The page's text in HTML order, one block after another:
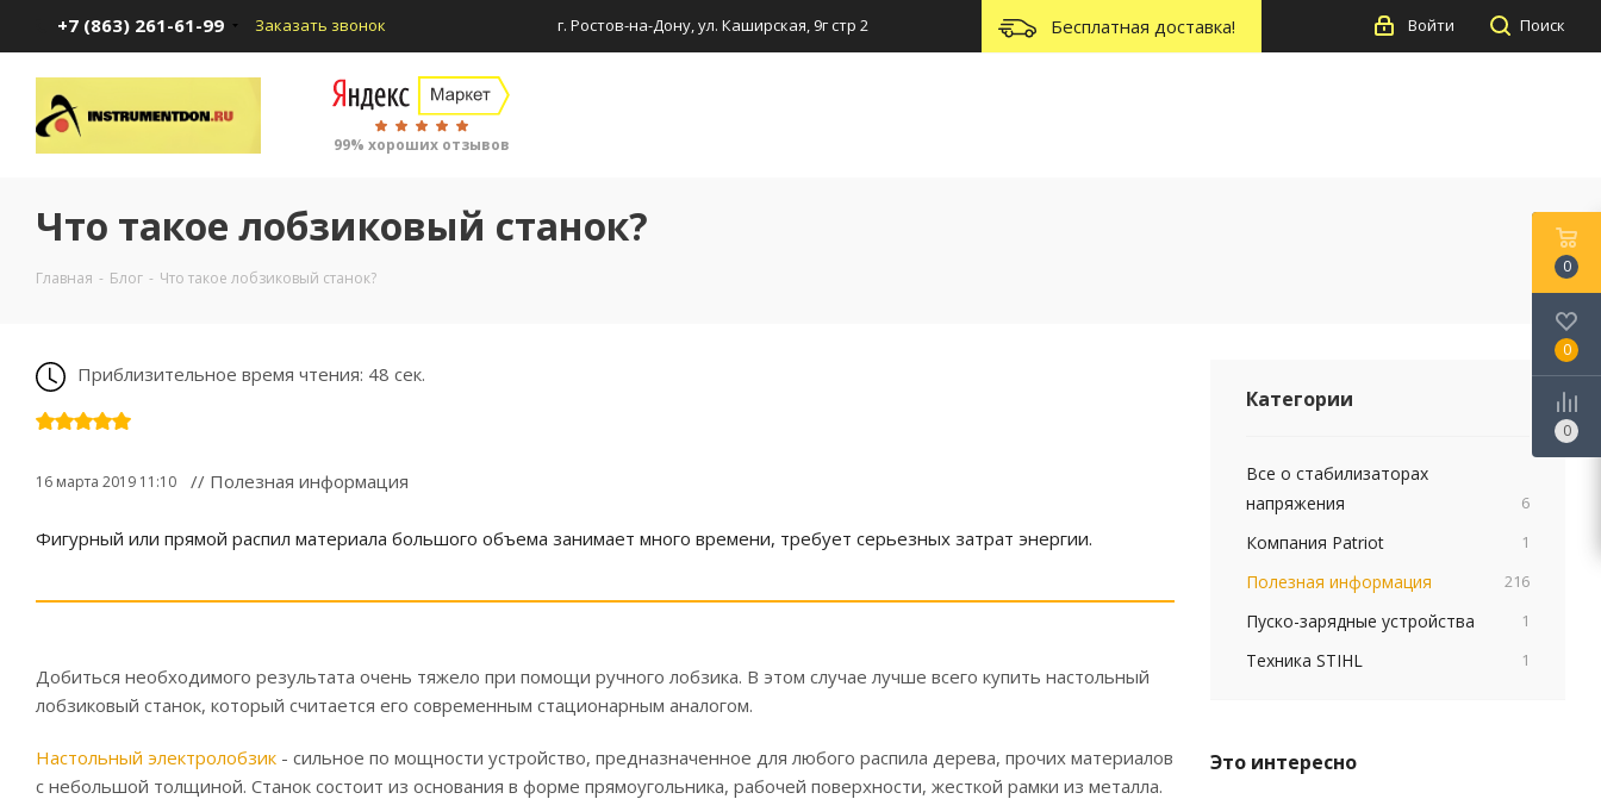
+7 (863) 261-61-99 Заказать звонок г. Ростов-на-Дону, ул. Каширская, 9г стр 2 Бесплатная доставка! Поиск
Войти
99% хороших отзывов
Что такое лобзиковый станок?
Главная - Блог - Что такое лобзиковый станок?
Приблизительное время чтения: 48 сек.
16 марта 2019 11:10 // Полезная информация
Фигурный или прямой распил материала большого объема занимает много времени, требует серьезных затрат энергии.
Добиться необходимого результата очень тяжело при помощи ручного лобзика. В этом случае лучше всего купить настольный
лобзиковый станок, который считается его современным стационарным аналогом.
Настольный электролобзик - сильное по мощности устройство, предназначенное для любого распила дерева, прочих материалов
с небольшой толщиной. Станок состоит из основания в форме прямоугольника, рабочей поверхности, жесткой рамки из металла.
Категории
Все о стабилизаторах
напряжения
6
Компания Patriot 1
Полезная информация 216
Пуско-зарядные устройства 1
Техника STIHL 1
Это интересно
0
0
0